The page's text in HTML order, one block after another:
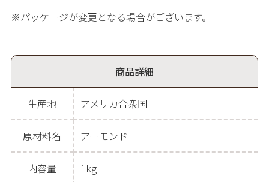
※パッケージが変更となる場合がございます。
商品詳細
生産地 アメリカ合衆国
原材料名 アーモンド
内容量 1kg